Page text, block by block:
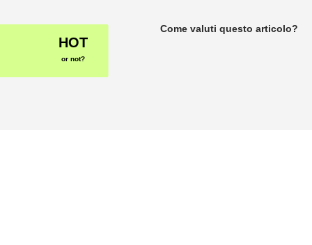
HOT
or not?
Come valuti questo articolo?